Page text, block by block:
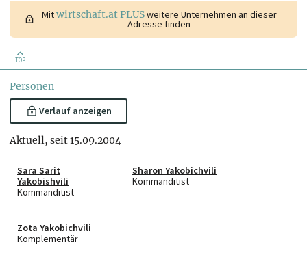
Mitwirtschaft.at PLUSweitere Unternehmen an dieser
Adresse finden
TOP
Personen
Verlauf anzeigen
Aktuell, seit 15.09.2004
Sara Sarit
Yakobishvili
Kommanditist
Sharon Yakobichvili
Kommanditist
Zota Yakobichvili
Komplementär